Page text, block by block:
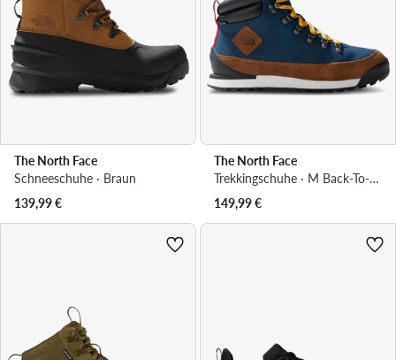
The North Face
Schneeschuhe · Braun
139,99€
The North Face
Trekkingschuhe · M Back-To-Berkeley Iv Textile WpNF0A8177OIE1 · Blau
149,99€